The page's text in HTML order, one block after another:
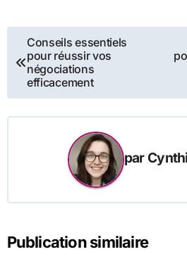
Navigation
de
l’article
Conseils essentiels
pour réussir vos
négociations
efficacement
par
Publication similaire